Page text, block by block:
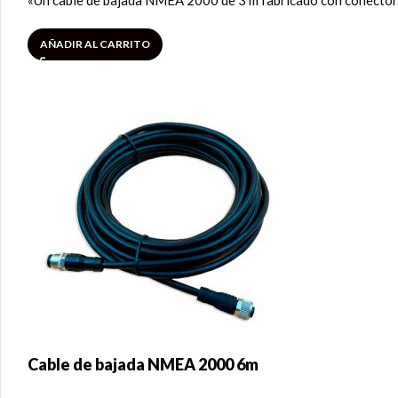
AÑADIR AL CARRITO
Cable de bajada NMEA 2000 6m